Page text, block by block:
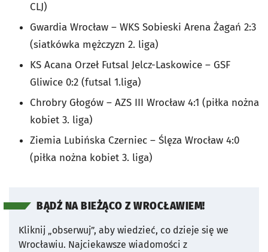
CLJ)
Gwardia Wrocław – WKS Sobieski Arena Żagań 2:3
(siatkówka mężczyzn 2. liga)
KS Acana Orzeł Futsal Jelcz-Laskowice – GSF
Gliwice 0:2 (futsal 1.liga)
Chrobry Głogów – AZS III Wrocław 4:1 (piłka nożna
kobiet 3. liga)
Ziemia Lubińska Czerniec – Ślęza Wrocław 4:0
(piłka nożna kobiet 3. liga)
BĄDŹ NA BIEŻĄCO Z WROCŁAWIEM!
Kliknij „obserwuj”, aby wiedzieć, co dzieje się we
Wrocławiu. Najciekawsze wiadomości z